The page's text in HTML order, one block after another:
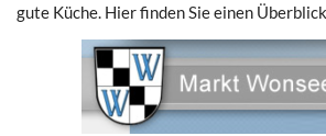
gute Küche. Hier finden Sie einen